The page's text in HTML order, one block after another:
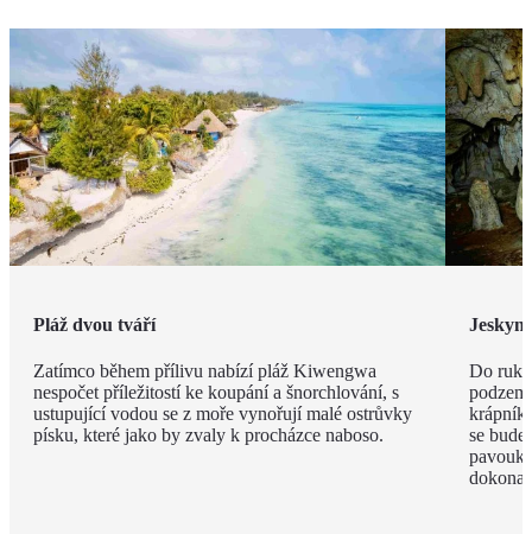
Pláž dvou tváří
Zatímco během přílivu nabízí pláž Kiwengwa
nespočet příležitostí ke koupání a šnorchlování, s
ustupující vodou se z moře vynořují malé ostrůvky
písku, které jako by zvaly k procházce naboso.
Do
se